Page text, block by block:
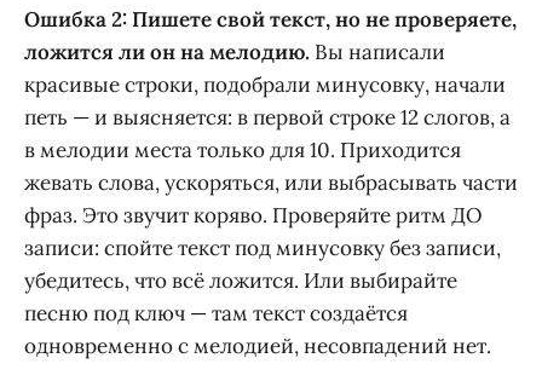
Ошибка 2: Пишете свой текст, но не проверяете,
ложится ли он на мелодию. Вы написали
красивые строки, подобрали минусовку, начали
петь — и выясняется: в первой строке 12 слогов, а
в мелодии места только для 10. Приходится
жевать слова, ускоряться, или выбрасывать части
фраз. Это звучит корявo. Проверяйте ритм ДО
записи: спойте текст под минусовку без записи,
убедитесь, что всё ложится. Или выбирайте
песню под ключ — там текст создаётся
одновременно с мелодией, несовпадений нет.